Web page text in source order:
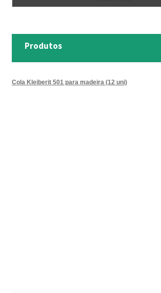
VINÍLICOS
Produtos
Cola Kleiberit 501 para madeira (12 uni)